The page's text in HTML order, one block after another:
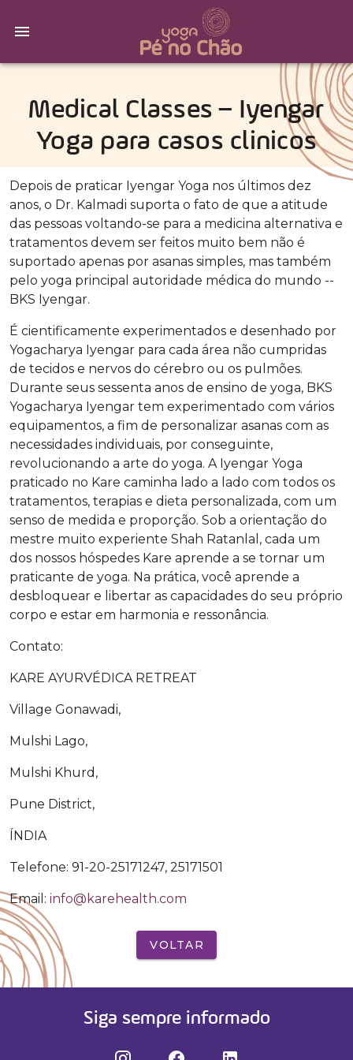
Medical Classes – Iyengar
Yoga para casos clinicos
Depois de praticar Iyengar Yoga nos últimos dez
anos, o Dr. Kalmadi suporta o fato de que a atitude
das pessoas voltando-se para a medicina alternativa e
tratamentos devem ser feitos muito bem não é
suportado apenas por asanas simples, mas também
pelo yoga principal autoridade médica do mundo --
BKS Iyengar.
É cientificamente experimentados e desenhado por
Yogacharya Iyengar para cada área não cumpridas
de tecidos e nervos do cérebro ou os pulmões.
Durante seus sessenta anos de ensino de yoga, BKS
Yogacharya Iyengar tem experimentado com vários
equipamentos, a fim de personalizar asanas com as
necessidades individuais, por conseguinte,
revolucionando a arte do yoga. A Iyengar Yoga
praticado no Kare caminha lado a lado com todos os
tratamentos, terapias e dieta personalizada, com um
senso de medida e proporção. Sob a orientação do
mestre muito experiente Shah Ratanlal, cada um
dos nossos hóspedes Kare aprende a se tornar um
praticante de yoga. Na prática, você aprende a
desbloquear e libertar as capacidades do seu próprio
corpo e estar em harmonia e ressonância.
Contato:
KARE AYURVÉDICA RETREAT
Village Gonawadi,
Mulshi Lago,
Mulshi Khurd,
Pune District,
ÍNDIA
Telefone: 91-20-25171247, 25171501
Email: info@karehealth.com
VOLTAR
Siga sempre informado